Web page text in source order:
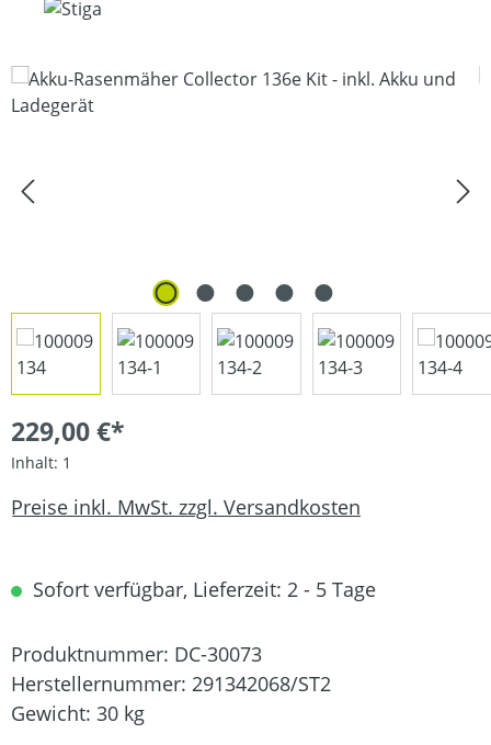
Bildergalerie überspringen
229,00 €*
Inhalt: 1
Preise inkl. MwSt. zzgl. Versandkosten
Sofort verfügbar, Lieferzeit: 2 - 5 Tage
Produktnummer: DC-30073
Herstellernummer: 291342068/ST2
Gewicht: 30 kg